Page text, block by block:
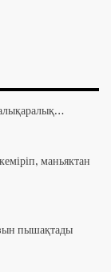
маньяктан
пышақтады